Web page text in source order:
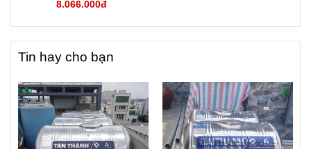
8.066.000đ
Tin hay cho bạn